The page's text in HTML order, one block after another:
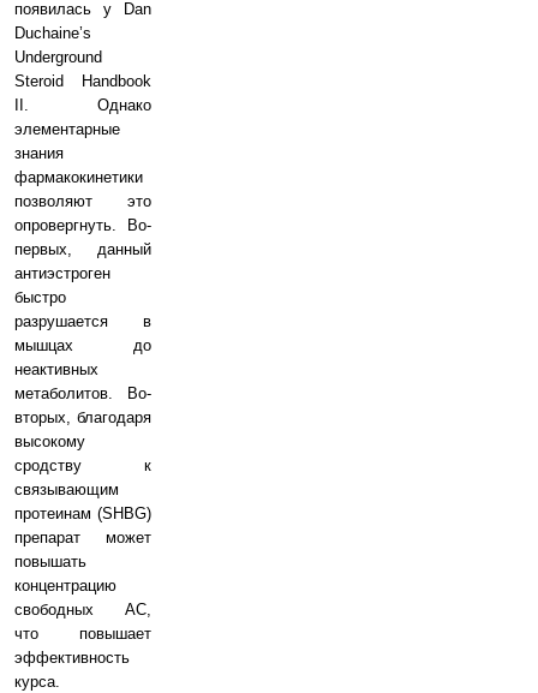
появилась у Dan
Duchaine’s
Underground
Steroid Handbook
II. Однако
элементарные
знания
фармакокинетики
позволяют это
опровергнуть. Во-
первых, данный
антиэстроген
быстро
разрушается в
мышцах до
неактивных
метаболитов. Во-
вторых, благодаря
высокому
сродству к
связывающим
протеинам (SHBG)
препарат может
повышать
концентрацию
свободных АС,
что повышает
эффективность
курса.